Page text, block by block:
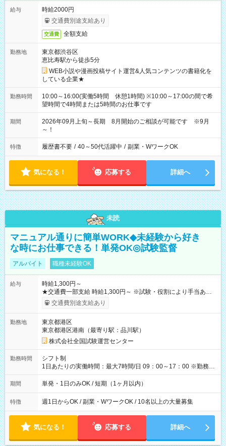
給与
時給2000円
交通費別途支給あり
交通費 全額支給
勤務地
東京都渋谷区
恵比寿駅から徒歩5分
WEB小説や漫画投稿サイト運営&人気コンテンツの書籍化を
している企業★
勤務時間
10:00～16:00(実働5時間 休憩1時間) ※10:00～17:00の間で希
望時間で4時間または5時間のお仕事です
期間
2026年09月上旬～長期 8月開始のご相談が可能です ※9月
～！
特徴 履歴書不要 / 40～50代活躍中 / 副業・WワークOK
気になる！ 応募する 詳細へ
未読
マニュアル通りに簡単WORK◆未経験から好き
な時にお仕事できる！単発OK◎試験監督
アルバイト 職種未経験OK
給与
時給1,300円～
★交通費一部支給 時給1,300円～ ※試験・役割により手当あり
※勤務回数により昇給あり 【即給（前払い）オプションあ
り！】 希望される場合、勤務から1週間ほどで給与の一部を受け
例】 ・河合塾模擬試験 8:30～17:30（休憩1時間） 時給1,300円
×8時間＝日収10,400円＋交通費 ※当日の役割により時給＋100
円の場合あり ・国家試験 7:00～13:30（休憩なし） 時給1,300
円（役割手当＋100円）×6時間＝日収8,400円＋交通費 【試用期
間】試用期間なし
交通費別途支給あり
勤務地
東京都港区
東京都港区港南（最寄り駅：品川駅）
株式会社全国試験運営センター
勤務時間
シフト制
1日あたりの実働時間：最大7時間/日 09：00～17：00 ※勤務時
間は 試験により異なります。
期間 単発・1日のみOK / 短期（1ヶ月以内）
特徴 週1日からOK / 副業・WワークOK / 10名以上の大量募集
気になる！ 応募する 詳細へ